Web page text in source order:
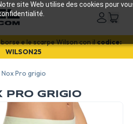
site Web utilise des cookies pour
e le scarpe Wilson con ilcodice:
WILSON25
Pro grigio
PRO GRIGIO